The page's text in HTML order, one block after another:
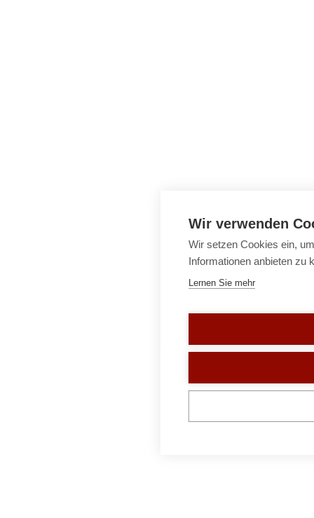
Wir verwenden
Wir setzen Cookies ein,
Informationen anbieten zu
Lernen Sie mehr